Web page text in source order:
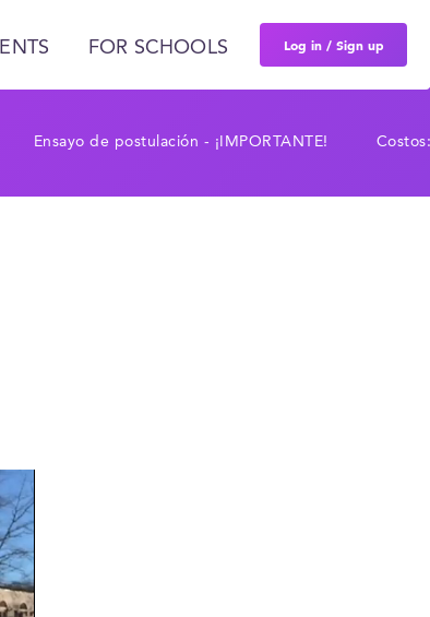
FOR SCHOOLS Log in / Sign up
Ensayo de postulación - ¡IMPORTANTE!